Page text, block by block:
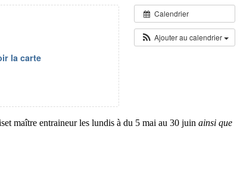
Calendrier
Ajouter au calendrier
la carte
maître entraineur les lundis à du 5 mai au 30 juin ainsi que